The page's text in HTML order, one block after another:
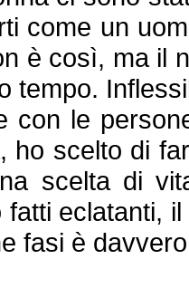
come un
è così, ma il
tempo.
con le
ho scelto di
scelta di
fatti eclatanti,
fasi è